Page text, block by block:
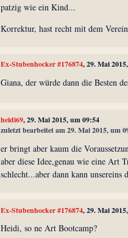
patzig wie ein Kind...
Korrektur, hast recht mit dem
Ex-Stubenhocker #176874, 29. Mai
Giana, der würde dann die Besten
heidi69, 29. Mai 2015, um 09:54
zuletzt bearbeitet am 29. Mai 2015, um
er bringt aber kaum die
aber diese Idee,genau wie eine Art
schlecht...aber dann kann unsereins
Ex-Stubenhocker #176874, 29. Mai
Heidi, so ne Art Bootcamp?